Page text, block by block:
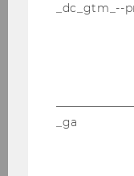
_dc_gtm_--
_ga